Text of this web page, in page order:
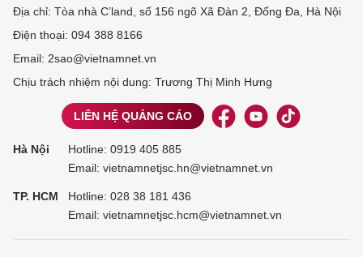
Địa chỉ: Tòa nhà C’land, số 156 ngõ Xã Đàn 2, Đống Đa, Hà Nội
Điện thoại: 094 388 8166
Email: 2sao@vietnamnet.vn
Chịu trách nhiệm nội dung: Trương Thị Minh Hưng
LIÊN HỆ QUẢNG CÁO
Hà Nội Hotline: 0919 405 885
Email: vietnamnetjsc.hn@vietnamnet.vn
TP. HCM Hotline: 028 38 181 436
Email: vietnamnetjsc.hcm@vietnamnet.vn